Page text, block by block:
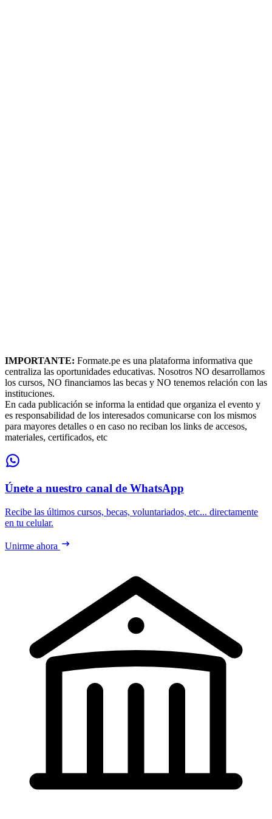
IMPORTANTE: Formate.pe es una plataforma informativa que
centraliza las oportunidades educativas. Nosotros NO desarrollamos
los cursos, NO financiamos las becas y NO tenemos relación con las
instituciones.
En cada publicación se informa la entidad que organiza el evento y
es responsabilidad de los interesados comunicarse con los mismos
para mayores detalles o en caso no reciban los links de accesos,
materiales, certificados, etc
Únete a nuestro canal de WhatsApp
Recibe las últimos cursos, becas, voluntariados, etc... directamente
en tu celular.
Unirme ahora